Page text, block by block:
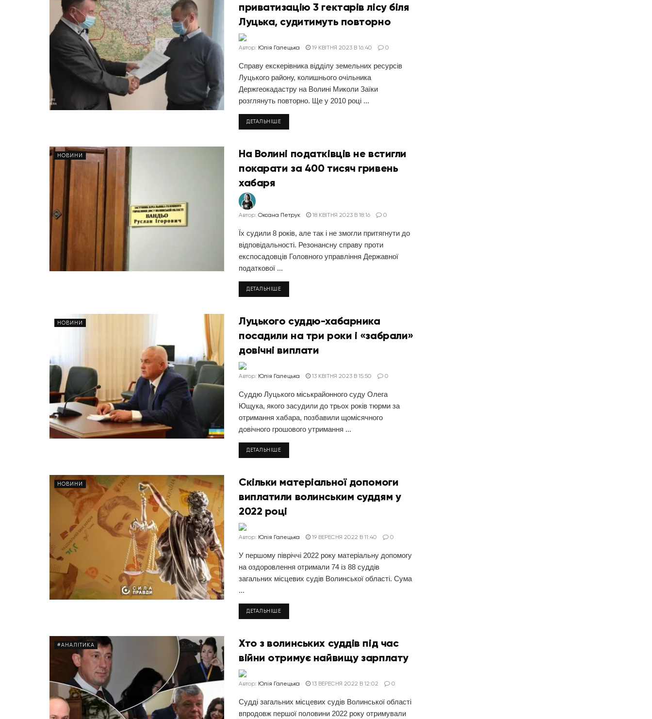
приватизацію 3 гектарів лісу біля
Луцька, судитимуть повторно
Автор: Юлія Галецька 19 КВІТНЯ 2023 В 16:40 0
Справу екскерівника відділу земельних ресурсів
Луцького району, колишнього очільника
Держгеокадастру на Волині Миколи Заїки
розглянуть повторно. Ще у 2010 році ...
ДЕТАЛЬНІШЕ
НОВИНИ
На Волині податківців не встигли
покарати за 400 тисяч гривень
хабаря
Автор: Оксана Петрук 18 КВІТНЯ 2023 В 18:16 0
Їх судили 8 років, але так і не змогли притягнути до
відповідальності. Резонансну справу проти
експосадовців Головного управління Державної
податкової ...
ДЕТАЛЬНІШЕ
НОВИНИ
Луцького суддю-хабарника
посадили на три роки і «забрали»
довічні виплати
Автор: Юлія Галецька 13 КВІТНЯ 2023 В 15:50 0
Суддю Луцького міськрайонного суду Олега
Ющука, якого засудили до трьох років тюрми за
отримання хабара, позбавили щомісячного
довічного грошового утримання ...
ДЕТАЛЬНІШЕ
НОВИНИ
Скільки матеріальної допомоги
виплатили волинським суддям у
2022 році
Автор: Юлія Галецька 19 ВЕРЕСНЯ 2022 В 11:40 0
У першому півріччі 2022 року матеріальну допомогу
на оздоровлення отримали 74 із 88 суддів
загальних місцевих судів Волинської області. Сума
...
ДЕТАЛЬНІШЕ
#АНАЛІТИКА
Хто з волинських суддів під час
війни отримує найвищу зарплату
Автор: Юлія Галецька 13 ВЕРЕСНЯ 2022 В 12:02 0
Судді загальних місцевих судів Волинської області
впродовж першої половини 2022 року отримували